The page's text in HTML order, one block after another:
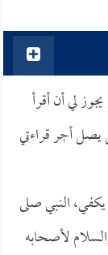
لي أن أقرأ
يصل أجر قراءتي
النبي صلى
لأصحابه